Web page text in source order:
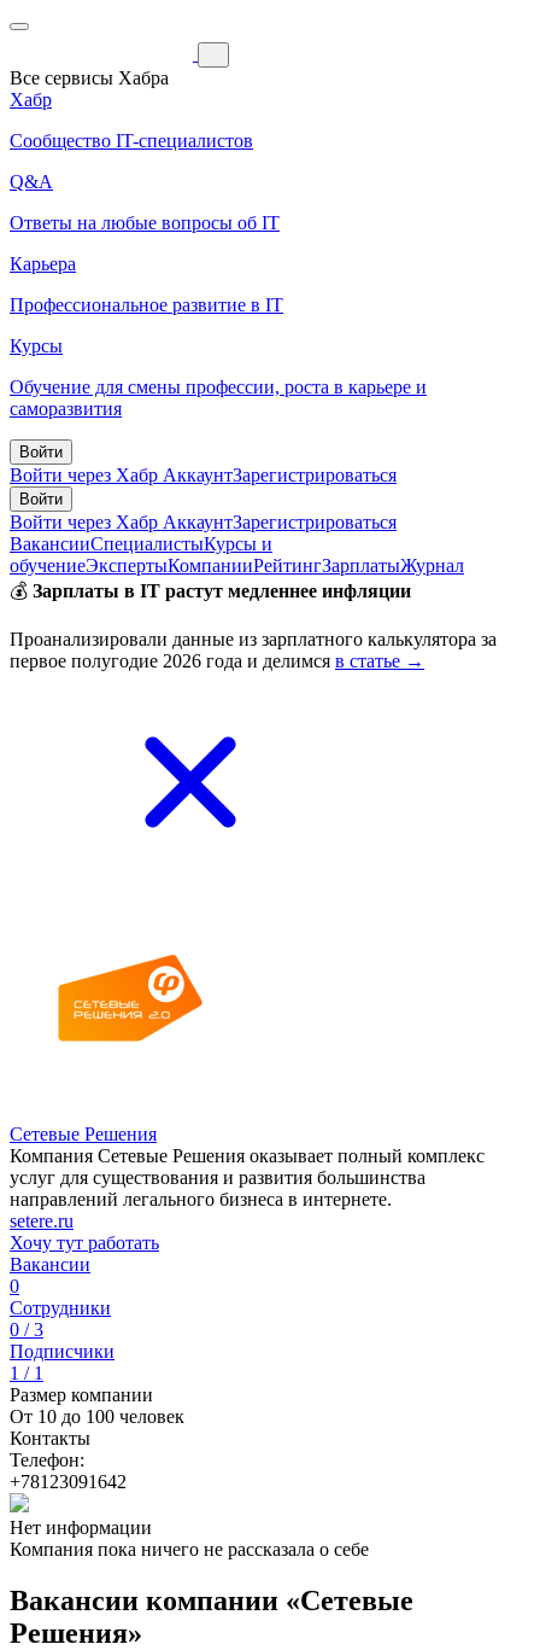
Все сервисы Хабра
Хабр
Сообщество IT-специалистов
Q&A
Ответы на любые вопросы об IT
Карьера
Профессиональное развитие в IT
Курсы
Обучение для смены профессии, роста в карьере и
саморазвития
Войти
Войти через Хабр АккаунтЗарегистрироваться
Войти
Войти через Хабр АккаунтЗарегистрироваться
ВакансииСпециалистыКурсы и
обучениеЭкспертыКомпанииРейтингЗарплатыЖурнал
💰 Зарплаты в IT растут медленнее инфляции
Проанализировали данные из зарплатного калькулятора за
первое полугодие 2026 года и делимся в статье →
Сетевые Решения
Компания Сетевые Решения оказывает полный комплекс
услуг для существования и развития большинства
направлений легального бизнеса в интернете.
setere.ru
Хочу тут работать
Вакансии
0
Сотрудники
0 / 3
Подписчики
1 / 1
Размер компании
От 10 до 100 человек
Контакты
Телефон:
+78123091642
Нет информации
Компания пока ничего не рассказала о себе
Вакансии компании «Сетевые
Решения»